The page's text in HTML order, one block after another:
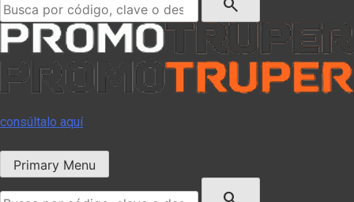
consúltalo aquí
Primary Menu